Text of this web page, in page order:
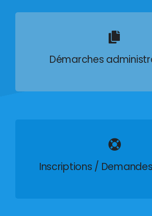
Démarches
Inscriptions /